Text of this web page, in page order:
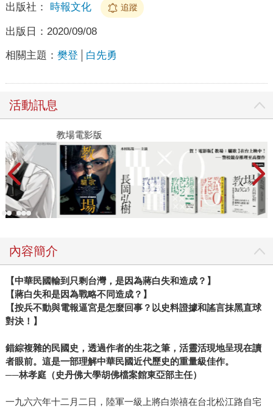
出版社： 時報文化 追蹤
出版日： 2020/09/08
相關主題： 樊登 白先勇
活動訊息
教場電影版
內容簡介
【中華民國輸到只剩台灣，是因為蔣白失和造成？】
【蔣白失和是因為戰略不同造成？】
【按兵不動與電報逼宮是怎麼回事？以史料證據和謠言抹黑直球
對決！】
錯綜複雜的民國史，透過作者的生花之筆，活靈活現地呈現在讀
者眼前。這是一部理解中華民國近代歷史的重量級佳作。
──林孝庭（史丹佛大學胡佛檔案館東亞部主任）
一九六六年十二月二日，陸軍一級上將白崇禧在台北松江路自宅